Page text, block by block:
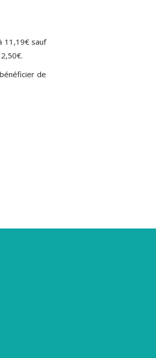
11,19€ sauf
de